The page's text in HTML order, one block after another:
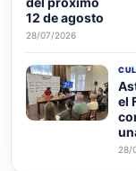
12 de agosto
28/07/2026
el
28/